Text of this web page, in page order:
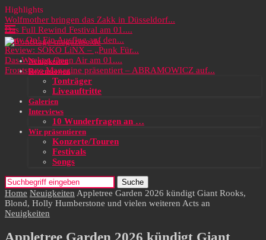
Highlights
Wolfmother bringen das Zakk in Düsseldorf...
Das Full Rewind Festival am 01....
Party On! Ein Ausflug auf den...
Review: SOKO LiNX – „Punk Für...
Das Wacken Open Air am 01....
Frontstage Magazine präsentiert – ABRAMOWICZ auf...
Neuigkeiten
Rezensionen
Tonträger
Liveauftritte
Galerien
Interviews
10 Wunderfragen an …
Wir präsentieren
Konzerte/Touren
Festivals
Songs
Suche
Home Neuigkeiten Appletree Garden 2026 kündigt Giant Rooks,
Blond, Holly Humberstone und vielen weiteren Acts an
Neuigkeiten